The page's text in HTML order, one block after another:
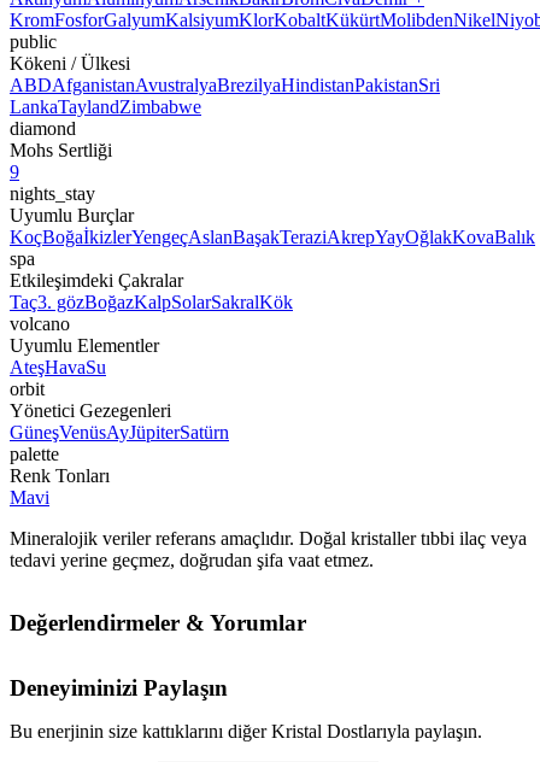
KromFosforGalyumKalsiyumKlorKobaltKükürtMolibdenNikel
public
Kökeni / Ülkesi
ABDAfganistanAvustralyaBrezilyaHindistanPakistanSri
LankaTaylandZimbabwe
diamond
Mohs Sertliği
9
nights_stay
Uyumlu Burçlar
KoçBoğaİkizlerYengeçAslanBaşakTeraziAkrepYayOğlakKovaBalık
spa
Etkileşimdeki Çakralar
Taç3. gözBoğazKalpSolarSakralKök
volcano
Uyumlu Elementler
AteşHavaSu
orbit
Yönetici Gezegenleri
GüneşVenüsAyJüpiterSatürn
palette
Renk Tonları
Mavi
Mineralojik veriler referans amaçlıdır. Doğal kristaller tıbbi ilaç veya
tedavi yerine geçmez, doğrudan şifa vaat etmez.
Değerlendirmeler & Yorumlar
Deneyiminizi Paylaşın
Bu enerjinin size kattıklarını diğer Kristal Dostlarıyla paylaşın.